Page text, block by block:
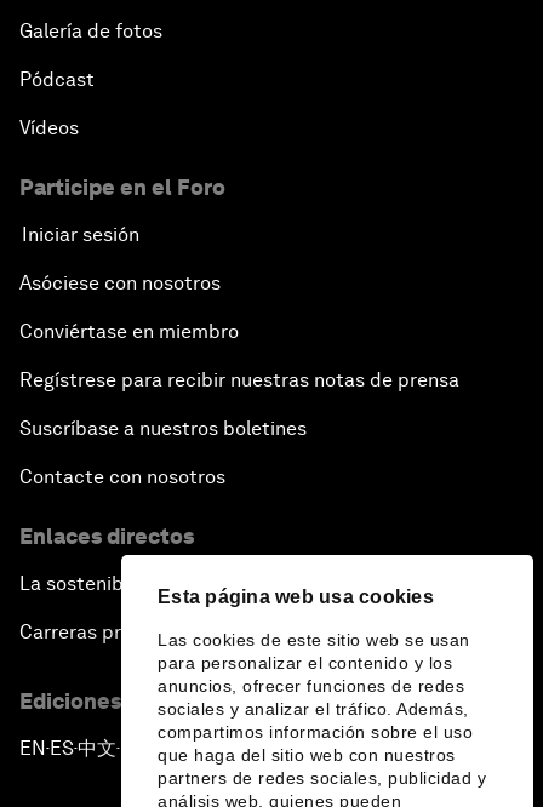
Esta página web usa cookies
Las cookies de este sitio web se usan
para personalizar el contenido y los
anuncios, ofrecer funciones de redes
sociales y analizar el tráfico. Además,
compartimos información sobre el uso
que haga del sitio web con nuestros
partners de redes sociales, publicidad y
análisis web, quienes pueden
Galería de fotos
Pódcast
Vídeos
Participe en el Foro
Iniciar sesión
Asóciese con nosotros
Conviértase en miembro
Regístrese para recibir nuestras notas de prensa
Suscríbase a nuestros boletines
Contacte con nosotros
Enlaces directos
La sostenibilidad en el Foro
Carreras profesionales
Ediciones en otros idiomas
EN ▪ES▪中文▪ 日本語